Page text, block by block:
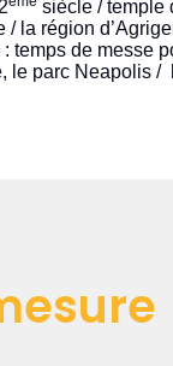
siècle / temple
la région
: temps de messe
le parc Neapolis /